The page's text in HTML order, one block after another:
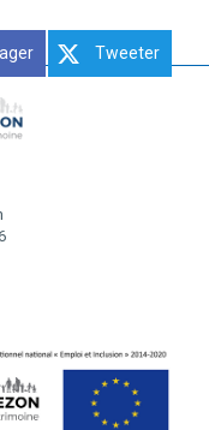
Tweeter